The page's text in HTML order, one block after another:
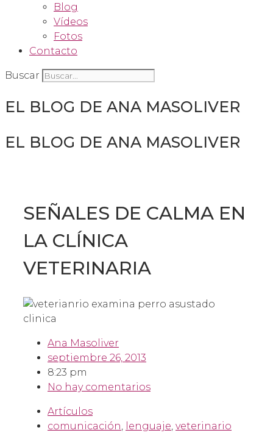
Blog
Vídeos
Fotos
Contacto
Buscar
EL BLOG DE ANA MASOLIVER
EL BLOG DE ANA MASOLIVER
SEÑALES DE CALMA EN
LA CLÍNICA
VETERINARIA
Ana Masoliver
septiembre 26, 2013
8:23 pm
No hay comentarios
Artículos
comunicación, lenguaje, veterinario